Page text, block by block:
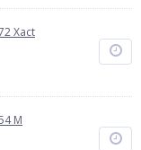
Xact
M